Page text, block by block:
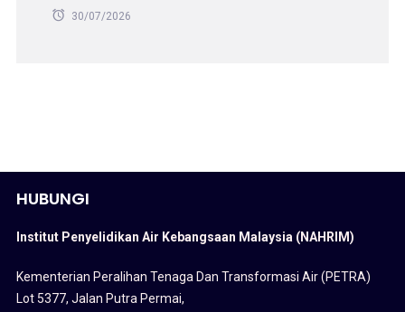
30/07/2026
HUBUNGI
Institut Penyelidikan Air Kebangsaan Malaysia (NAHRIM)
Kementerian Peralihan Tenaga Dan Transformasi Air (PETRA)
Lot 5377, Jalan Putra Permai,